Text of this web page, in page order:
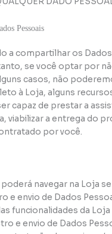
Pessoais
a compartilhar os
se você optar por
casos, não
à Loja, alguns
capaz de prestar a
viabilizar a entrega do
por você.
navegar na Loja
e envio de Dados
funcionalidades da
e envio de Dados